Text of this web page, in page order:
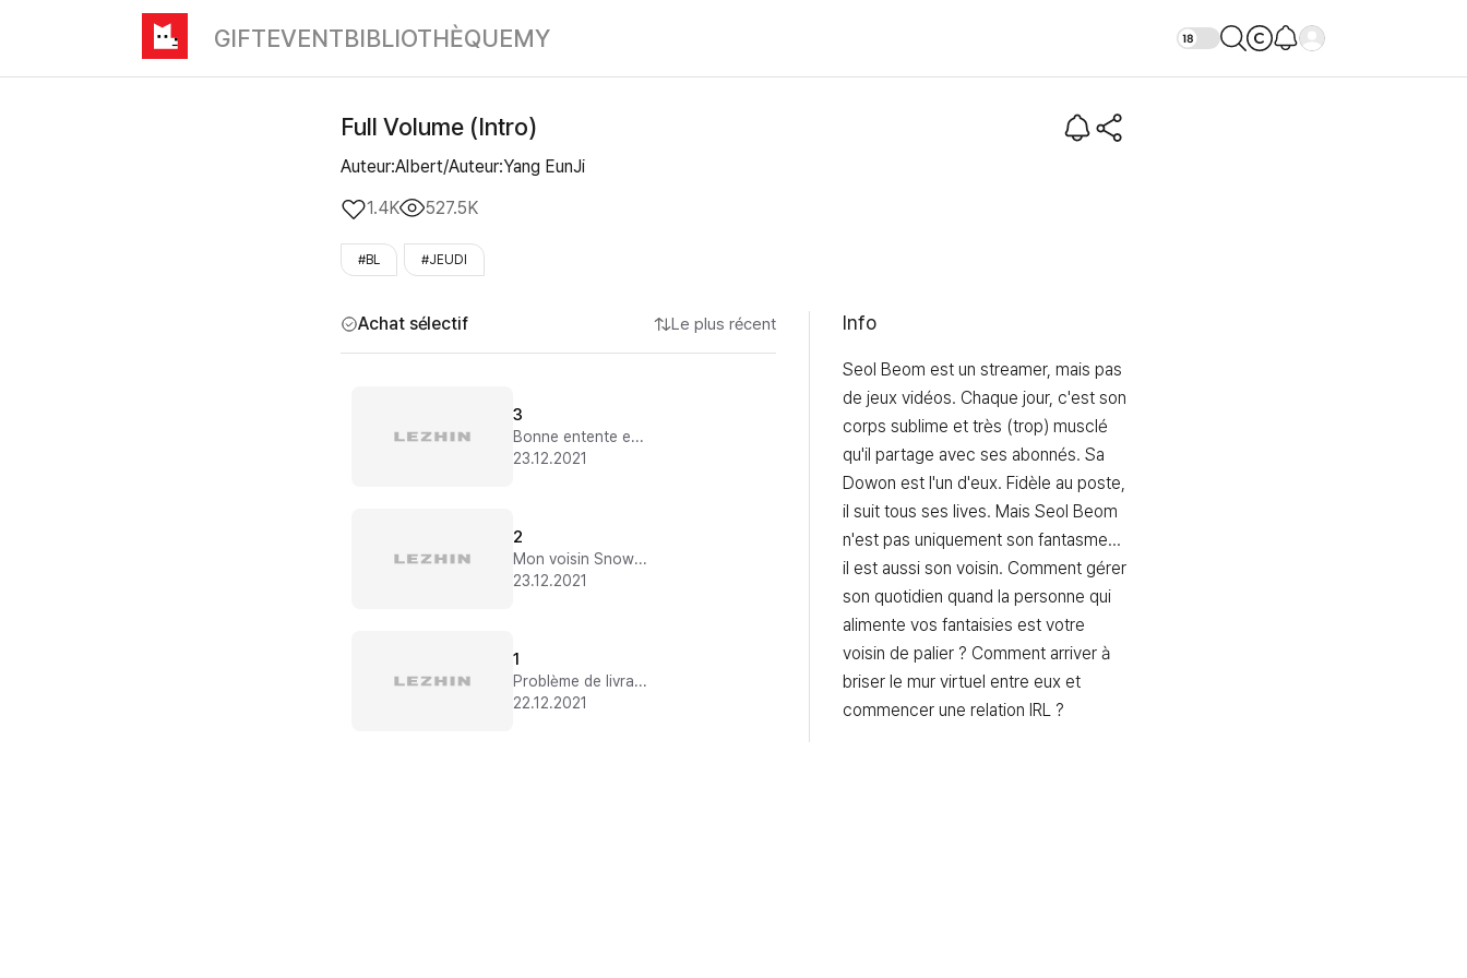
GIFTEVENTBIBLIOTHÈQUEMY
Full Volume (Intro)
Auteur:Albert/Auteur:Yang EunJi
1.4K
527.5K
#BL #JEUDI
Achat sélectif Le plus récent
3
Bonne entente entre voisins
23.12.2021
2
Mon voisin Snow Tiger
23.12.2021
1
Problème de livraison
22.12.2021
Info
Seol Beom est un streamer, mais pas
de jeux vidéos. Chaque jour, c'est son
corps sublime et très (trop) musclé
qu'il partage avec ses abonnés. Sa
Dowon est l'un d'eux. Fidèle au poste,
il suit tous ses lives. Mais Seol Beom
n'est pas uniquement son fantasme...
il est aussi son voisin. Comment gérer
son quotidien quand la personne qui
alimente vos fantaisies est votre
voisin de palier ? Comment arriver à
briser le mur virtuel entre eux et
commencer une relation IRL ?